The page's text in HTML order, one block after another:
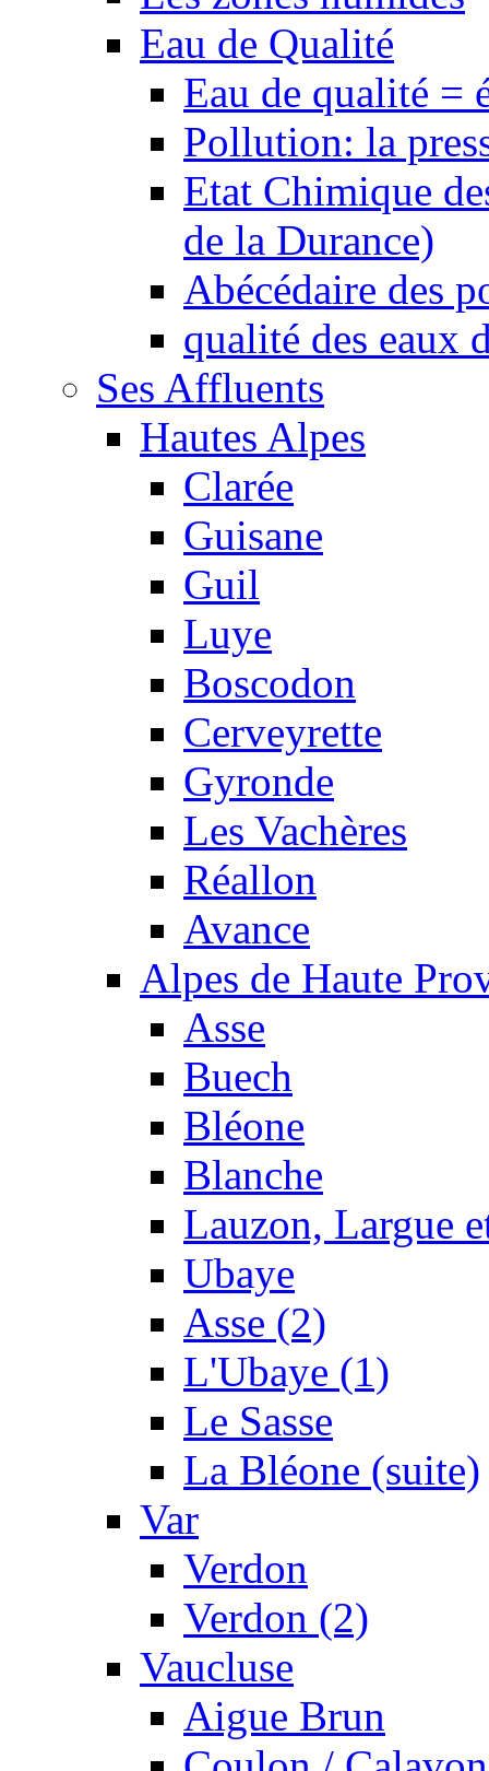
Eau de Qualité
Eau de qualité =
Pollution: la
Etat Chimique
de la Durance)
Abécédaire des
qualité des eaux
Ses Affluents
Hautes Alpes
Clarée
Guisane
Guil
Luye
Boscodon
Cerveyrette
Gyronde
Les Vachères
Réallon
Avance
Alpes de Haute
Asse
Buech
Bléone
Blanche
Lauzon, Largue
Ubaye
Asse (2)
L'Ubaye (1)
Le Sasse
La Bléone (suite)
Var
Verdon
Verdon (2)
Vaucluse
Aigue Brun